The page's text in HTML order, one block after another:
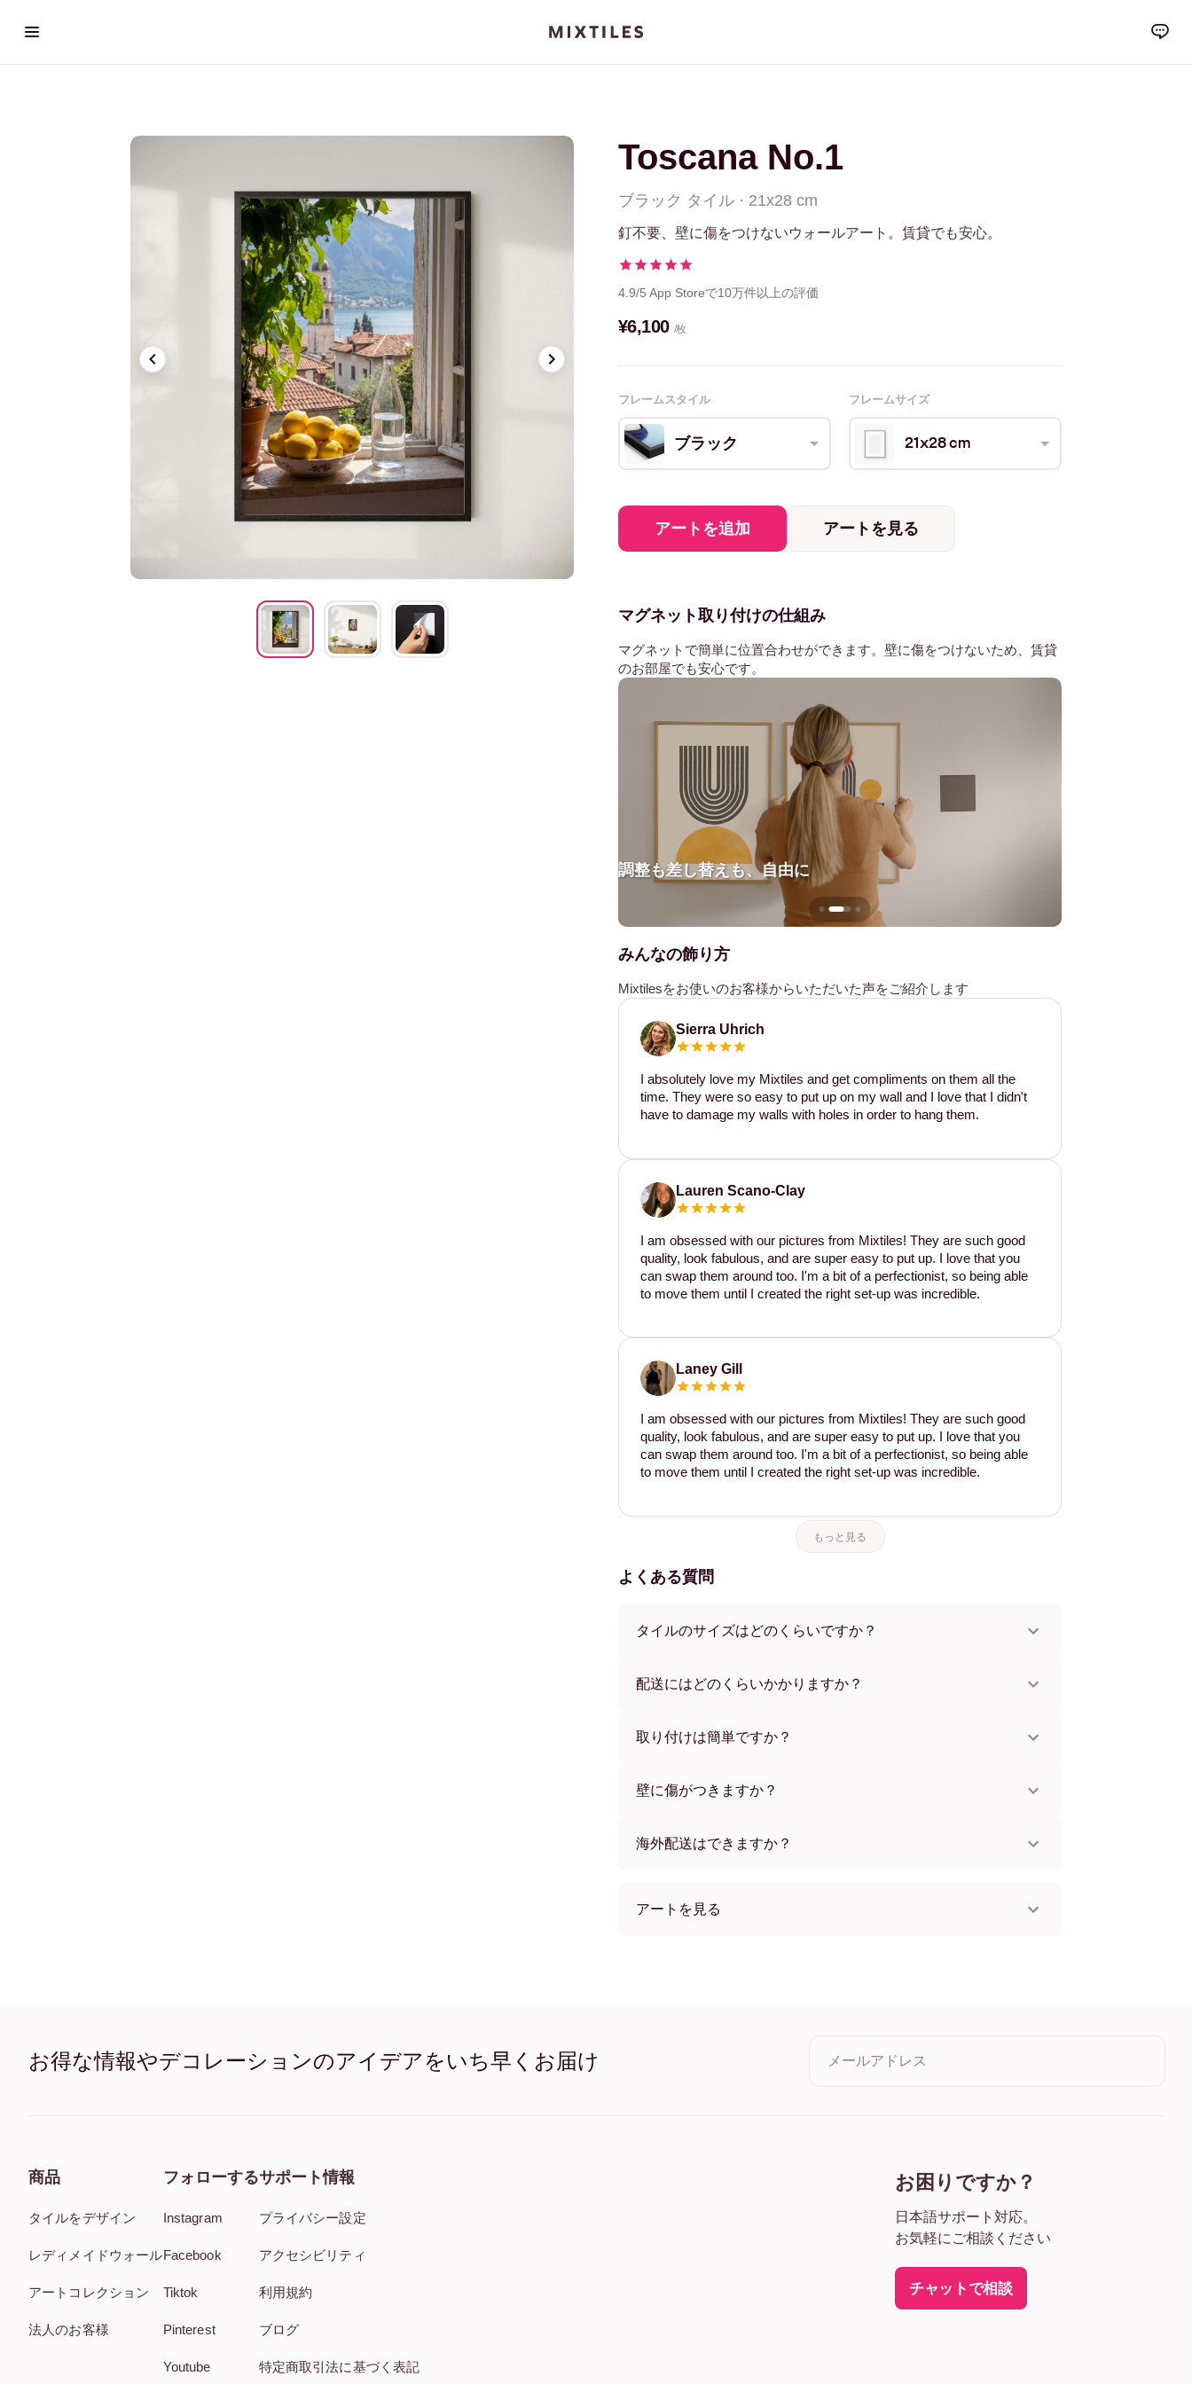
Toscana No.1
ブラック タイル · 21x28 cm
釘不要、壁に傷をつけないウォールアート。賃貸でも安心。
4.9/5 App Storeで10万件以上の評価
¥6,100 /枚
フレームスタイル フレームサイズ
ブラック 21x28 cm
アートを追加 アートを見る
マグネット取り付けの仕組み
マグネットで簡単に位置合わせができます。壁に傷をつけないため、賃貸
のお部屋でも安心です。
調整も差し替えも、自由に
みんなの飾り方
Mixtilesをお使いのお客様からいただいた声をご紹介します
Sierra Uhrich
I absolutely love my Mixtiles and get compliments on them all the
time. They were so easy to put up on my wall and I love that I didn't
have to damage my walls with holes in order to hang them.
Lauren Scano-Clay
I am obsessed with our pictures from Mixtiles! They are such good
quality, look fabulous, and are super easy to put up. I love that you
can swap them around too. I'm a bit of a perfectionist, so being able
to move them until I created the right set-up was incredible.
Laney Gill
I am obsessed with our pictures from Mixtiles! They are such good
quality, look fabulous, and are super easy to put up. I love that you
can swap them around too. I'm a bit of a perfectionist, so being able
to move them until I created the right set-up was incredible.
もっと見る
よくある質問
タイルのサイズはどのくらいですか？
ーからお選びいただけます。
配送にはどのくらいかかりますか？
す。ご注文後、追跡番号をお知らせします。
取り付けは簡単ですか？
め、賃貸のお部屋でも安心してお使いいただけます。
壁に傷がつきますか？
海外配送はできますか？
アートを見る
お得な情報やデコレーションのアイデアをいち早くお届け メールアドレス
商品
タイルをデザイン
レディメイドウォール
アートコレクション
法人のお客様
フォローする
Instagram
Facebook
Tiktok
Pinterest
Youtube
サポート情報
プライバシー設定
アクセシビリティ
利用規約
ブログ
特定商取引法に基づく表記
お困りですか？
日本語サポート対応。
お気軽にご相談ください
チャットで相談